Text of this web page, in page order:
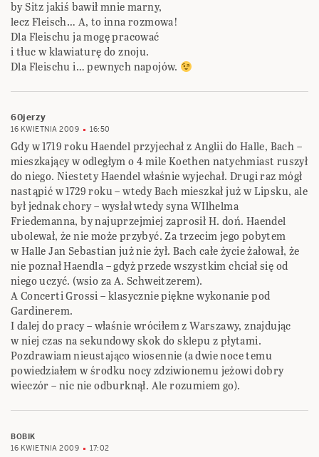
by Sitz jakiś bawił mnie marny,
lecz Fleisch… A, to inna rozmowa!
Dla Fleischu ja mogę pracować
i tłuc w klawiaturę do znoju.
Dla Fleischu i… pewnych napojów.
60jerzy
16 KWIETNIA 2009 16:50
Gdy w 1719 roku Haendel przyjechał z Anglii do Halle, Bach –
mieszkający w odległym o 4 mile Koethen natychmiast ruszył
do niego. Niestety Haendel właśnie wyjechał. Drugi raz mógł
nastąpić w 1729 roku – wtedy Bach mieszkał już w Lipsku, ale
był jednak chory – wysłał wtedy syna WIlhelma
Friedemanna, by najuprzejmiej zaprosił H. doń. Haendel
ubolewał, że nie może przybyć. Za trzecim jego pobytem
w Halle Jan Sebastian już nie żył. Bach całe życie żałował, że
nie poznał Haendla – gdyż przede wszystkim chciał się od
niego uczyć. (wsio za A. Schweitzerem).
A Concerti Grossi – klasycznie piękne wykonanie pod
Gardinerem.
I dalej do pracy – właśnie wróciłem z Warszawy, znajdując
w niej czas na sekundowy skok do sklepu z płytami.
Pozdrawiam nieustająco wiosennie (a dwie noce temu
powiedziałem w środku nocy zdziwionemu jeżowi dobry
wieczór – nic nie odburknął. Ale rozumiem go).
BOBIK
16 KWIETNIA 2009
17:02